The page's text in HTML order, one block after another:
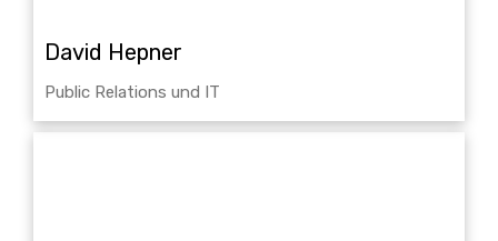
David Hepner
Public Relations und IT